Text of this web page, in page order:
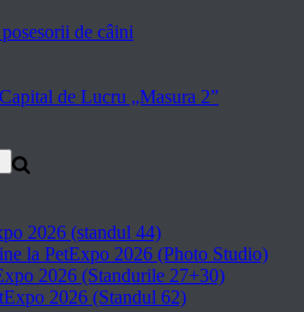
de câini
de Lucru „Masura 2”
2026 (standul 44)
la PetExpo 2026 (Photo Studio)
2026 (Standurile 27+30)
2026 (Standul 62)